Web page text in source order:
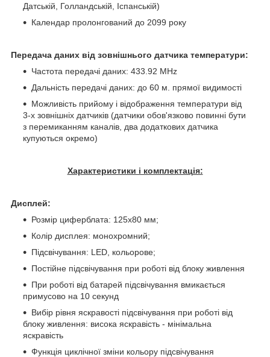
Датській, Голландській, Іспанській)
Календар пролонгований до 2099 року
Передача даних від зовнішнього датчика температури:
Частота передачі даних: 433.92 MHz
Дальність передачі даних: до 60 м. прямої видимості
Можливість прийому і відображення температури від
3-х зовнішніх датчиків (датчики обов'язково повинні бути
з перемиканням каналів, два додаткових датчика
купуються окремо)
Характеристики і комплектація:
Дисплей:
Розмір циферблата: 125х80 мм;
Колір дисплея: монохромний;
Підсвічування: LED, кольорове;
Постійне підсвічування при роботі від блоку живлення
При роботі від батарей підсвічування вмикається
примусово на 10 секунд
Вибір рівня яскравості підсвічування при роботі від
блоку живлення: висока яскравість - мінімальна
яскравість
Функція циклічної зміни кольору підсвічування